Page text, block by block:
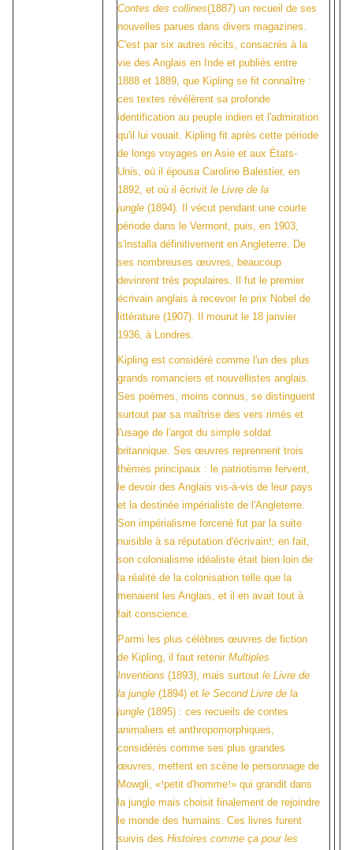
Contes des collines(1887) un recueil de ses
nouvelles parues dans divers magazines.
C'est par six autres récits, consacrés à la
vie des Anglais en Inde et publiés entre
1888 et 1889, que Kipling se fit connaître :
ces textes révélèrent sa profonde
identification au peuple indien et l'admiration
qu'il lui vouait. Kipling fit après cette période
de longs voyages en Asie et aux États-
Unis, où il épousa Caroline Balestier, en
1892, et où il écrivit le Livre de la
jungle (1894). Il vécut pendant une courte
période dans le Vermont, puis, en 1903,
s'installa définitivement en Angleterre. De
ses nombreuses œuvres, beaucoup
devinrent très populaires. Il fut le premier
écrivain anglais à recevoir le prix Nobel de
littérature (1907). Il mourut le 18 janvier
1936, à Londres.
Kipling est considéré comme l'un des plus
grands romanciers et nouvellistes anglais.
Ses poèmes, moins connus, se distinguent
surtout par sa maîtrise des vers rimés et
l'usage de l'argot du simple soldat
britannique. Ses œuvres reprennent trois
thèmes principaux : le patriotisme fervent,
le devoir des Anglais vis-à-vis de leur pays
et la destinée impérialiste de l'Angleterre.
Son impérialisme forcené fut par la suite
nuisible à sa réputation d'écrivain!; en fait,
son colonialisme idéaliste était bien loin de
la réalité de la colonisation telle que la
menaient les Anglais, et il en avait tout à
fait conscience.
Parmi les plus célèbres œuvres de fiction
de Kipling, il faut retenir Multiples
Inventions (1893), mais surtout le Livre de
la jungle (1894) et le Second Livre de la
jungle (1895) : ces recueils de contes
animaliers et anthropomorphiques,
considérés comme ses plus grandes
œuvres, mettent en scène le personnage de
Mowgli, «!petit d'homme!» qui grandit dans
la jungle mais choisit finalement de rejoindre
le monde des humains. Ces livres furent
suivis des Histoires comme ça pour les